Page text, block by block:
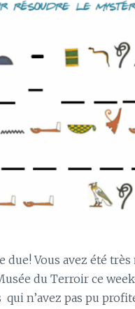
due! Vous avez été
du Terroir ce
n’avez pas pu